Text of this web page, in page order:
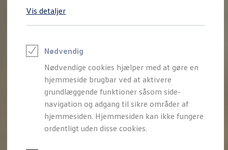
Vis detaljer
Nødvendig
Nødvendige cookies hjælper med at gøre en
hjemmeside brugbar ved at aktivere
grundlæggende funktioner såsom side-
navigation og adgang til sikre områder af
hjemmesiden. Hjemmesiden kan ikke fungere
ordentligt uden disse cookies.
Udregn din rækkevidde
Lær din ID. at kende
Varmepumpe
Energieffektivitet
Teaser Battery Regulation
Software og konnektivitet
ID. Software 6.0
ID.- softwareversioner og opdateringer
Grænseflader til din ID.
Køb og leasing
Lagerbiler til hurtig levering